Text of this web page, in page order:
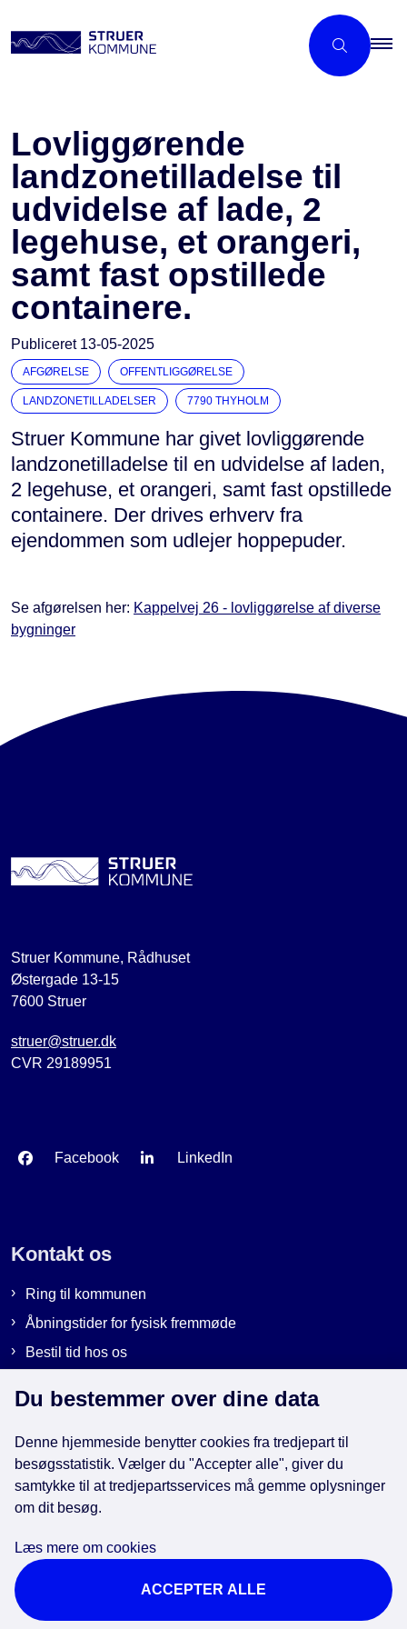
Lovliggørende
landzonetilladelse til
udvidelse af lade, 2
legehuse, et orangeri,
samt fast opstillede
containere.
Publiceret 13-05-2025
AFGØRELSE OFFENTLIGGØRELSE
LANDZONETILLADELSER 7790 THYHOLM
Struer Kommune har givet lovliggørende
landzonetilladelse til en udvidelse af laden,
2 legehuse, et orangeri, samt fast opstillede
containere. Der drives erhverv fra
ejendommen som udlejer hoppepuder.
Se afgørelsen her: Kappelvej 26 - lovliggørelse af diverse
bygninger
Struer Kommune, Rådhuset
Østergade 13-15
7600 Struer
struer@struer.dk
CVR 29189951
Facebook LinkedIn
Kontakt os
Ring til kommunen
Åbningstider for fysisk fremmøde
Bestil tid hos os
Genveje
EAN-numre i kommunen
Cookies
Tilgængelighedserklæring
Brug af kunstig intelligens
Du bestemmer over dine data
Denne hjemmeside benytter cookies fra tredjepart til
besøgsstatistik. Vælger du "Accepter alle", giver du
samtykke til at tredjepartsservices må gemme oplysninger
om dit besøg.
Læs mere om cookies
ACCEPTER ALLE